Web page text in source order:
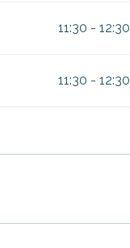
11:30 - 12:30
11:30 - 12:30